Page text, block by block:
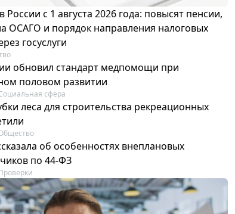
России с 1 августа 2026 года: повысят пенсии,
ОСАГО и порядок направления налоговых
госуслуги
обновил стандарт медпомощи при
половом развитии
сфера
леса для строительства рекреационных
об особенностях внеплановых
по 44-ФЗ